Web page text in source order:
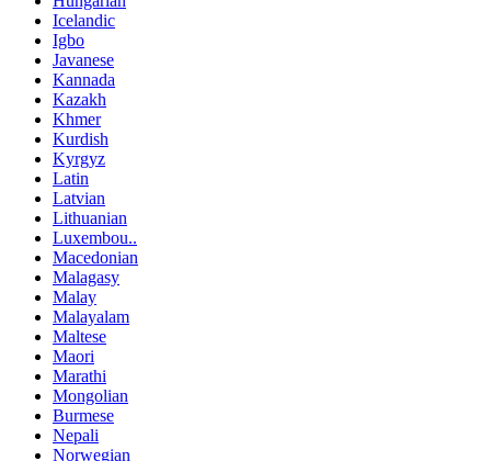
Icelandic
Igbo
Javanese
Kannada
Kazakh
Khmer
Kurdish
Kyrgyz
Latin
Latvian
Lithuanian
Luxembou..
Macedonian
Malagasy
Malay
Malayalam
Maltese
Maori
Marathi
Mongolian
Burmese
Nepali
Norwegian